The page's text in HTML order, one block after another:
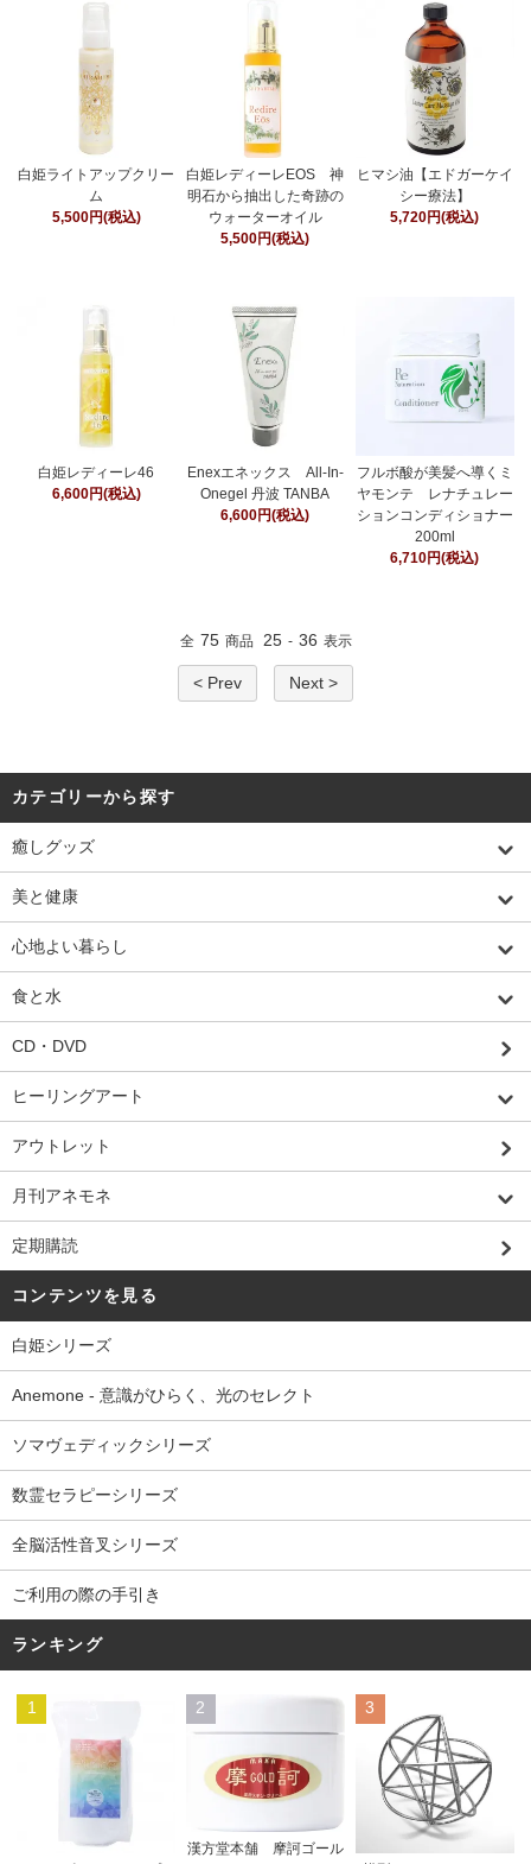
白姫ライトアップクリー
ム
5,500円(税込)
白姫レディーレEOS 神
明石から抽出した奇跡の
ウォーターオイル
5,500円(税込)
ヒマシ油【エドガーケイ
シー療法】
5,720円(税込)
白姫レディーレ46
6,600円(税込)
Enexエネックス All-In-
Onegel 丹波 TANBA
6,600円(税込)
フルボ酸が美髪へ導くミ
ヤモンテ レナチュレー
ションコンディショナー
200ml
6,710円(税込)
全 75 商品 25 - 36 表示
< Prev Next >
カテゴリーから探す
癒しグッズ
美と健康
心地よい暮らし
食と水
CD・DVD
ヒーリングアート
アウトレット
月刊アネモネ
定期購読
コンテンツを見る
白姫シリーズ
Anemone - 意識がひらく、光のセレクト
ソマヴェディックシリーズ
数霊セラピーシリーズ
全脳活性音叉シリーズ
ご利用の際の手引き
ランキング
1 2
漢方堂本舗 摩訶ゴール
3